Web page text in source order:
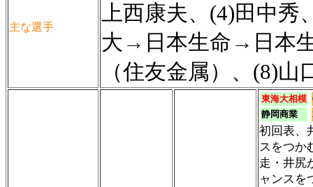
主な選手
上西康夫、(4)田中秀
大→日本生命→日本
（住友金属）、(8)
東海大相模
静岡商業
初回表、
スをつか
走・井尻
ャンスを